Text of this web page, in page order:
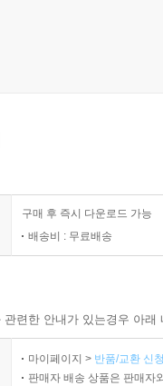
구매 후 즉시 다운로드 가능
배송비 : 무료배송
련한 안내가 있는경우 아
마이페이지 > 반품/교환 신
판매자 배송 상품은 판매자